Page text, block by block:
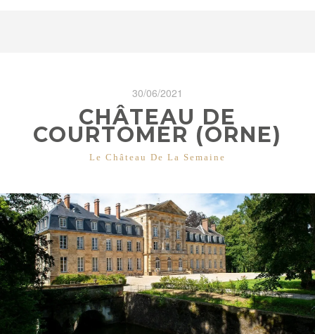
30/06/2021
CHÂTEAU DE
COURTOMER (ORNE)
CATÉGORIES
Le Château De La Semaine